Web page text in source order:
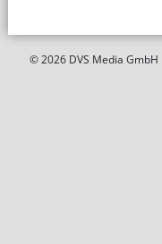
© 2026 DVS Media GmbH